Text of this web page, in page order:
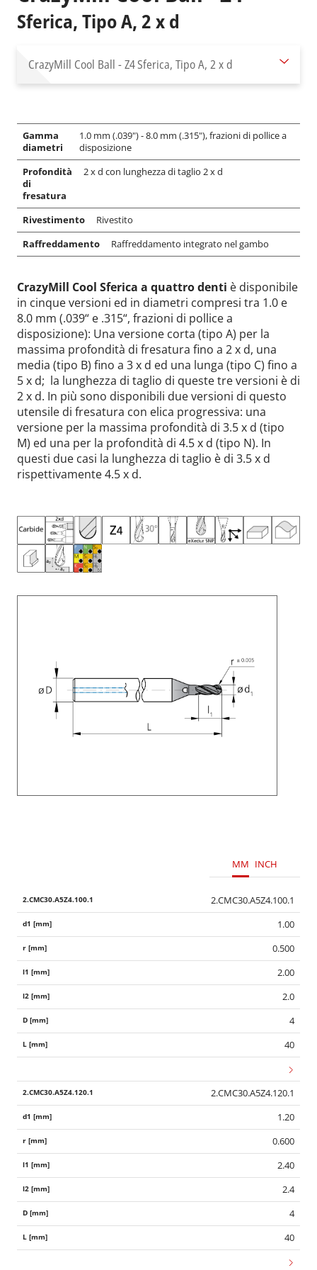
Sferica, Tipo A, 2 x d
CrazyMill Cool Ball - Z4Sferica, Tipo A, 2 x d
Gamma
diametri
1.0 mm (.039") - 8.0 mm (.315"), frazioni di pollice a
disposizione
Profondità
di
fresatura
2 x d con lunghezza di taglio 2 x d
Rivestimento
Rivestito
Raffreddamento
Raffreddamento integrato nel gambo
CrazyMill Cool Sferica a quattro denti è disponibile
in cinque versioni ed in diametri compresi tra 1.0 e
8.0 mm (.039“ e .315“, frazioni di pollice a
disposizione): Una versione corta (tipo A) per la
massima profondità di fresatura fino a 2 x d, una
media (tipo B) fino a 3 x d ed una lunga (tipo C) fino a
5 x d; la lunghezza di taglio di queste tre versioni è di
2 x d. In più sono disponibili due versioni di questo
utensile di fresatura con elica progressiva: una
versione per la massima profondità di 3.5 x d (tipo
M) ed una per la profondità di 4.5 x d (tipo N). In
questi due casi la lunghezza di taglio è di 3.5 x d
rispettivamente 4.5 x d.
MM INCH
2.CMC30.A5Z4.100.1
1.00
0.500
2.00
2.0
4
40
2.CMC30.A5Z4.120.1
1.20
0.600
2.40
2.4
4
40